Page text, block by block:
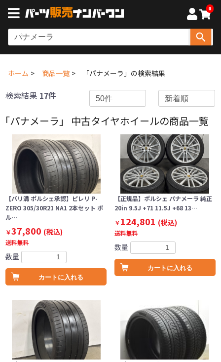
0
ホーム 商品一覧 「パナメーラ」の検索結果
検索結果 17件
「パナメーラ」 中古タイヤホイールの商品一覧
【バリ溝 ポルシェ承認】ピレリ P-
ZERO 305/30R21 NA1 2本セット ポ
ル…
￥37,800 (税込)
送料無料
数量
カートに入れる
【正規品】ポルシェ パナメーラ 純正
20in 9.5J +71 11.5J +68 13…
￥124,801 (税込)
送料無料
数量
カートに入れる